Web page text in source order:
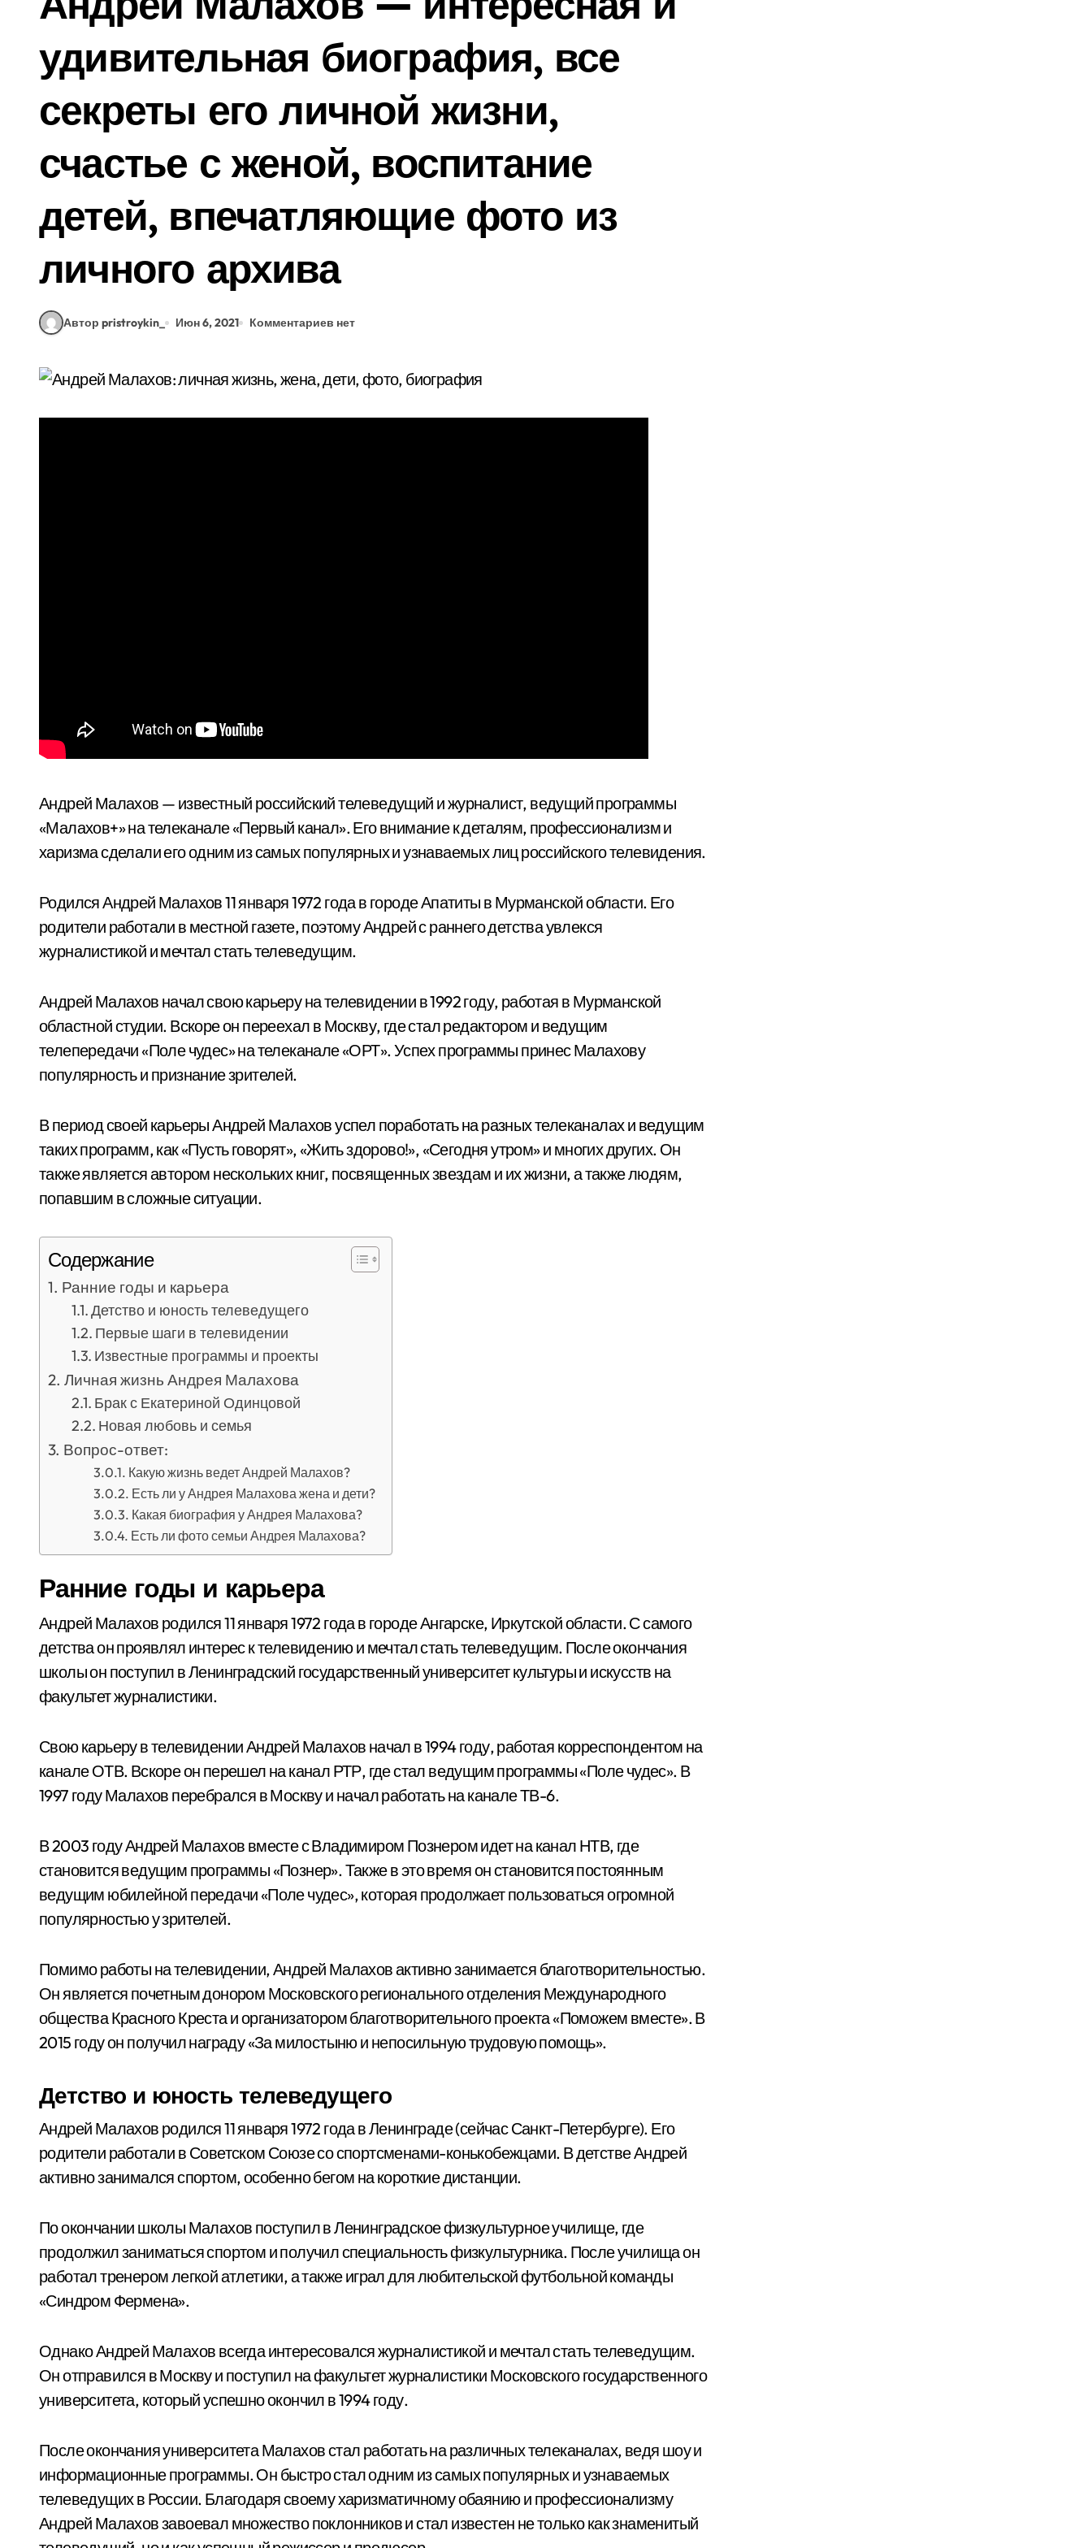
удивительная биография, все
секреты его личной жизни,
счастье с женой, воспитание
детей, впечатляющие фото из
личного архива
Автор pristroykin_ Июн 6, 2021 Комментариев нет
Андрей Малахов — известный российский телеведущий и журналист, ведущий программы
«Малахов+» на телеканале «Первый канал». Его внимание к деталям, профессионализм и
харизма сделали его одним из самых популярных и узнаваемых лиц российского телевидения.
Родился Андрей Малахов 11 января 1972 года в городе Апатиты в Мурманской области. Его
родители работали в местной газете, поэтому Андрей с раннего детства увлекся
журналистикой и мечтал стать телеведущим.
Андрей Малахов начал свою карьеру на телевидении в 1992 году, работая в Мурманской
областной студии. Вскоре он переехал в Москву, где стал редактором и ведущим
телепередачи «Поле чудес» на телеканале «ОРТ». Успех программы принес Малахову
популярность и признание зрителей.
В период своей карьеры Андрей Малахов успел поработать на разных телеканалах и ведущим
таких программ, как «Пусть говорят», «Жить здорово!», «Сегодня утром» и многих других. Он
также является автором нескольких книг, посвященных звездам и их жизни, а также людям,
попавшим в сложные ситуации.
Содержание
Ранние годы и карьера
Детство и юность телеведущего
Первые шаги в телевидении
Известные программы и проекты
Личная жизнь Андрея Малахова
Брак с Екатериной Одинцовой
Новая любовь и семья
Вопрос-ответ:
Какую жизнь ведет Андрей Малахов?
Есть ли у Андрея Малахова жена и дети?
Какая биография у Андрея Малахова?
Есть ли фото семьи Андрея Малахова?
Ранние годы и карьера
Андрей Малахов родился 11 января 1972 года в городе Ангарске, Иркутской области. С самого
детства он проявлял интерес к телевидению и мечтал стать телеведущим. После окончания
школы он поступил в Ленинградский государственный университет культуры и искусств на
факультет журналистики.
Свою карьеру в телевидении Андрей Малахов начал в 1994 году, работая корреспондентом на
канале ОТВ. Вскоре он перешел на канал РТР, где стал ведущим программы «Поле чудес». В
1997 году Малахов перебрался в Москву и начал работать на канале ТВ-6.
В 2003 году Андрей Малахов вместе с Владимиром Познером идет на канал НТВ, где
становится ведущим программы «Познер». Также в это время он становится постоянным
ведущим юбилейной передачи «Поле чудес», которая продолжает пользоваться огромной
популярностью у зрителей.
Помимо работы на телевидении, Андрей Малахов активно занимается благотворительностью.
Он является почетным донором Московского регионального отделения Международного
общества Красного Креста и организатором благотворительного проекта «Поможем вместе». В
2015 году он получил награду «За милостыню и непосильную трудовую помощь».
Детство и юность телеведущего
Андрей Малахов родился 11 января 1972 года в Ленинграде (сейчас Санкт-Петербурге). Его
родители работали в Советском Союзе со спортсменами-конькобежцами. В детстве Андрей
активно занимался спортом, особенно бегом на короткие дистанции.
По окончании школы Малахов поступил в Ленинградское физкультурное училище, где
продолжил заниматься спортом и получил специальность физкультурника. После училища он
работал тренером легкой атлетики, а также играл для любительской футбольной команды
«Синдром Фермена».
Однако Андрей Малахов всегда интересовался журналистикой и мечтал стать телеведущим.
Он отправился в Москву и поступил на факультет журналистики Московского государственного
университета, который успешно окончил в 1994 году.
После окончания университета Малахов стал работать на различных телеканалах, ведя шоу и
информационные программы. Он быстро стал одним из самых популярных и узнаваемых
телеведущих в России. Благодаря своему харизматичному обаянию и профессионализму
Андрей Малахов завоевал множество поклонников и стал известен не только как знаменитый